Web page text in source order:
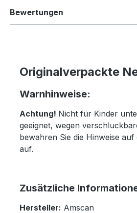
Bewertungen
Originalverpackte
Warnhinweise:
Achtung! Nicht für Kinder
geeignet, wegen
bewahren Sie die Hinweise
auf.
Zusätzliche
Hersteller: Amscan